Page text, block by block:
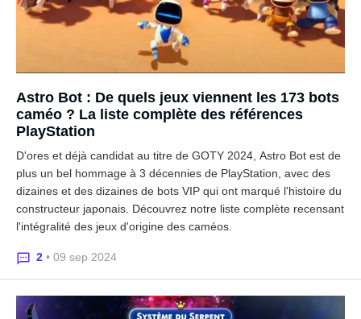
Astro Bot : De quels jeux viennent les 173 bots
caméo ? La liste complète des références
PlayStation
D'ores et déjà candidat au titre de GOTY 2024, Astro Bot est de
plus un bel hommage à 3 décennies de PlayStation, avec des
dizaines et des dizaines de bots VIP qui ont marqué l'histoire du
constructeur japonais. Découvrez notre liste complète recensant
l'intégralité des jeux d'origine des caméos.
2 • 09 sep 2024